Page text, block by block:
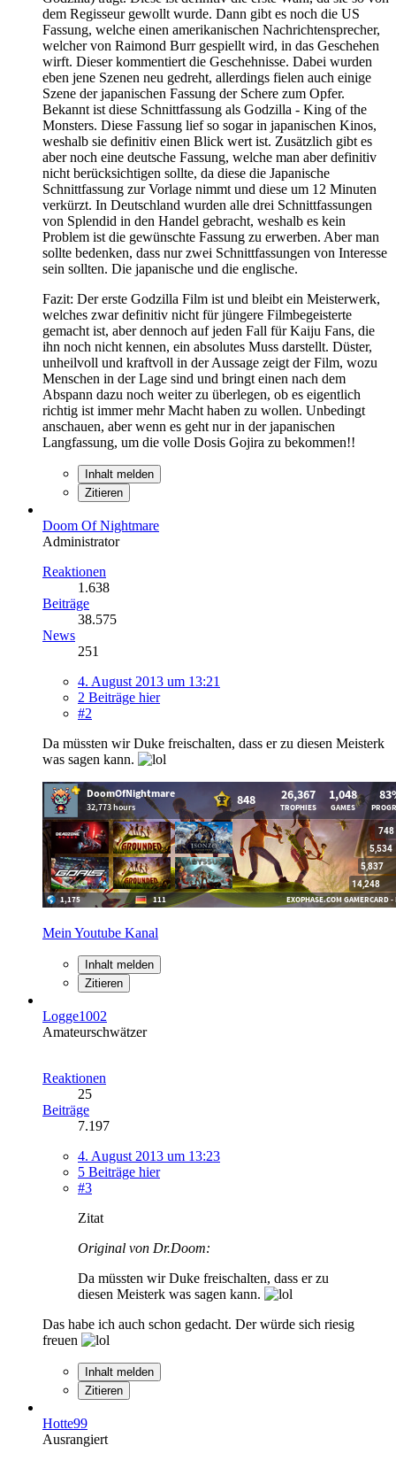
dem Regisseur gewollt wurde. Dann gibt es noch die US
Fassung, welche einen amerikanischen Nachrichtensprecher,
welcher von Raimond Burr gespiellt wird, in das Geschehen
wirft. Dieser kommentiert die Geschehnisse. Dabei wurden
eben jene Szenen neu gedreht, allerdings fielen auch einige
Szene der japanischen Fassung der Schere zum Opfer.
Bekannt ist diese Schnittfassung als Godzilla - King of the
Monsters. Diese Fassung lief so sogar in japanischen Kinos,
weshalb sie definitiv einen Blick wert ist. Zusätzlich gibt es
aber noch eine deutsche Fassung, welche man aber definitiv
nicht berücksichtigen sollte, da diese die Japanische
Schnittfassung zur Vorlage nimmt und diese um 12 Minuten
verkürzt. In Deutschland wurden alle drei Schnittfassungen
von Splendid in den Handel gebracht, weshalb es kein
Problem ist die gewünschte Fassung zu erwerben. Aber man
sollte bedenken, dass nur zwei Schnittfassungen von Interesse
sein sollten. Die japanische und die englische.
Fazit: Der erste Godzilla Film ist und bleibt ein Meisterwerk,
welches zwar definitiv nicht für jüngere Filmbegeisterte
gemacht ist, aber dennoch auf jeden Fall für Kaiju Fans, die
ihn noch nicht kennen, ein absolutes Muss darstellt. Düster,
unheilvoll und kraftvoll in der Aussage zeigt der Film, wozu
Menschen in der Lage sind und bringt einen nach dem
Abspann dazu noch weiter zu überlegen, ob es eigentlich
richtig ist immer mehr Macht haben zu wollen. Unbedingt
anschauen, aber wenn es geht nur in der japanischen
Langfassung, um die volle Dosis Gojira zu bekommen!!
Inhalt melden
Zitieren
Doom Of Nightmare
Administrator
Reaktionen
1.638
Beiträge
38.575
News
251
4. August 2013 um 13:21
2 Beiträge hier
#2
Da müssten wir Duke freischalten, dass er zu diesen Meisterk
was sagen kann.
Mein Youtube Kanal
Inhalt melden
Zitieren
Logge1002
Amateurschwätzer
Reaktionen
25
Beiträge
7.197
4. August 2013 um 13:23
5 Beiträge hier
#3
Zitat
Original von Dr.Doom:
Da müssten wir Duke freischalten, dass er zu
diesen Meisterk was sagen kann.
Das habe ich auch schon gedacht. Der würde sich riesig
freuen
Inhalt melden
Zitieren
Hotte99
Ausrangiert